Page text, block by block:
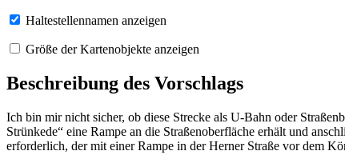
Haltestellennamen anzeigen
Größe der Kartenobjekte anzeigen
Beschreibung des Vorschlags
Ich bin mir nicht sicher, ob diese Strecke als U-Bahn oder
Strünkede“ eine Rampe an die Straßenoberfläche erhält und
erforderlich, der mit einer Rampe in der Herner Straße vor dem